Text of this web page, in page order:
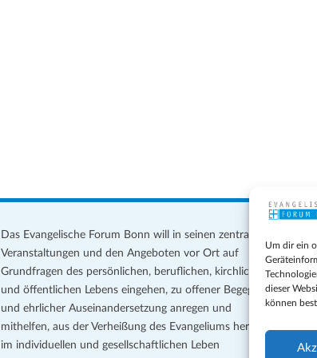
Um dir ein
dieser
können
Das Evangelische Forum Bonn will in seinen zentralen
Veranstaltungen und den Angeboten vor Ort auf
Grundfragen des persönlichen, beruflichen, kirchlichen
und öffentlichen Lebens eingehen, zu offener Begegnung
und ehrlicher Auseinandersetzung anregen und
mithelfen, aus der Verheißung des Evangeliums heraus
im individuellen und gesellschaftlichen Leben